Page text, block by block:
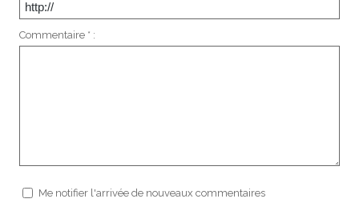
Commentaire * :
Me notifier l'arrivée de nouveaux commentaires